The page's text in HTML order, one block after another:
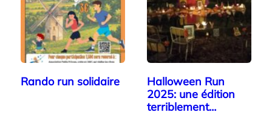
Rando run solidaire
Halloween Run
2025: une édition
terriblement